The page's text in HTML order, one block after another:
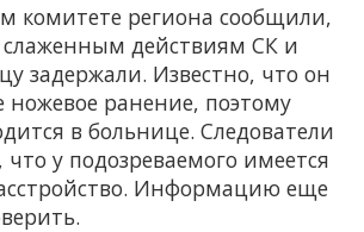
комитете региона сообщили,
слаженным действиям СК и
задержали. Известно, что он
ножевое ранение, поэтому
в больнице. Следователи
у подозреваемого имеется
Информацию еще